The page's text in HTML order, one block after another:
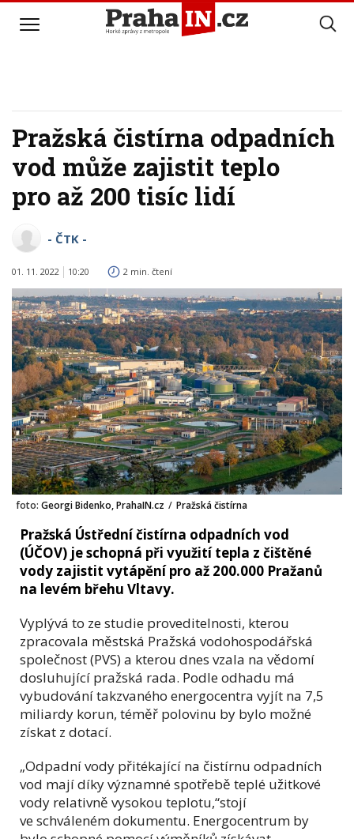
Pražská čistírna odpadních
vod může zajistit teplo
pro až 200 tisíc lidí
- ČTK -
01. 11. 2022 10:20 2 min. čtení
foto: Georgi Bidenko, PrahaIN.cz / Pražská čistírna
Pražská Ústřední čistírna odpadních vod
(ÚČOV) je schopná při využití tepla z čištěné
vody zajistit vytápění pro až 200.000 Pražanů
na levém břehu Vltavy.
Vyplývá to ze studie proveditelnosti, kterou
zpracovala městská Pražská vodohospodářská
společnost (PVS) a kterou dnes vzala na vědomí
dosluhující pražská rada. Podle odhadu má
vybudování takzvaného energocentra vyjít na 7,5
miliardy korun, téměř polovinu by bylo možné
získat z dotací.
„Odpadní vody přitékající na čistírnu odpadních
vod mají díky významné spotřebě teplé užitkové
vody relativně vysokou teplotu,“stojí
ve schváleném dokumentu. Energocentrum by